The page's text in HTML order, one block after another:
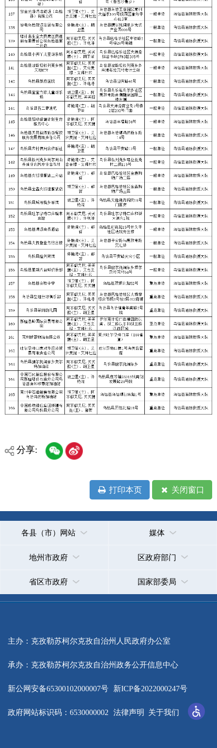
打印本页 关闭窗口
各县（市）网站 媒体
地州市政府 区政府部门
省区市政府 国家部委局
主办：克孜勒苏柯尔克孜自治州人民政府办公室
承办：克孜勒苏柯尔克孜自治州政务公开信息中心
新公网安备65300102000007号 新ICP备2022000247号
政府网站标识码：6530000002 法律声明 关于我们